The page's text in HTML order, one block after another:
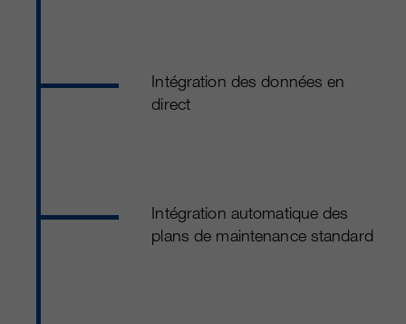
Intégration des données en
direct
Intégration automatique des
plans de maintenance standard